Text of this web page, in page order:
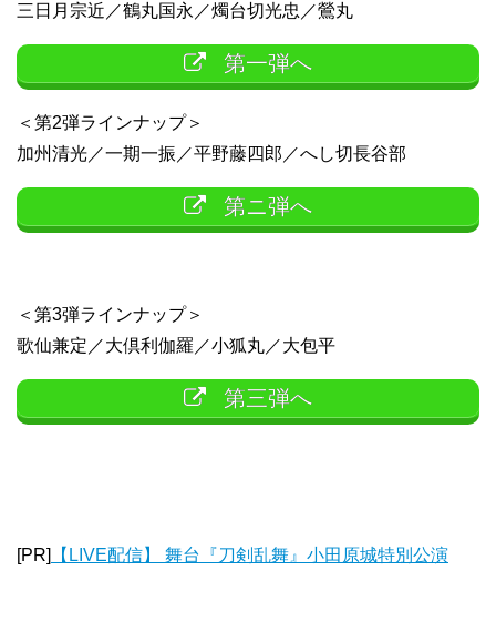
三日月宗近／鶴丸国永／燭台切光忠／鶯丸
第一弾へ
＜第2弾ラインナップ＞
加州清光／一期一振／平野藤四郎／へし切長谷部
第ニ弾へ
＜第3弾ラインナップ＞
歌仙兼定／大倶利伽羅／小狐丸／大包平
第三弾へ
[PR] 【LIVE配信】 舞台『刀剣乱舞』小田原城特別公演